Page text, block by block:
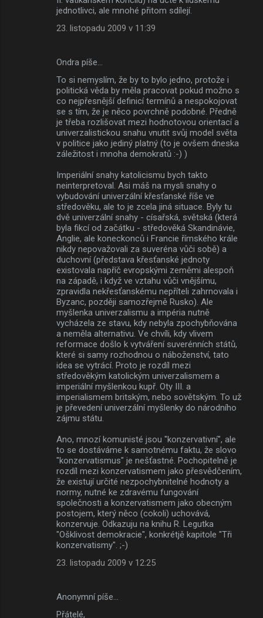
jednotlivci, ale mnohé přitom sdílejí.
23. listopadu 2009 v 11:39
Ondra píše…
To si nemyslím, že by to bylo jedno, protože i
politická věda by měla pracovat pokud možno s
co nejpřesnější definicí termínů a nespokojovat
se s tím, že je něco povrchně podobné. Předně
je třeba rozlišovat mezi hodnotovou orientací a
univerzalistickou snahu vnutit svůj model světa
v politice jako jediný platný (to je ovšem dneska
záležitost i mnoha demokratů :-) )
Imperiální snahy katolicismu bych takto
neinterpretoval. Asi máš na mysli snahy o
vybudování univerzální křesťanské říše ve
středověku, ale to je zcela jiná situace. Byly tu
dvě univerzální snahy - císařská, světská (která
byla fikcí od začátku - středověká Skandinávie,
Anglie, ale koneckonců i Francie římského krále
nikdy nepovažovali za suveréna vůči sobě) a
duchovní (představa křesťanské jednoty
existovala napříč evropskými zeměmi alespoň
na západě, i když ve vztahu vůči vnějšímu,
zpravidla nekřesťanskému nepříteli zahrnovala i
Byzanc, později samozřejmě Rusko). Ale
myšlenka univerzalismu a impéria nutně
vycházela ze stavu, kdy nebyla zpochybňována
a neměla alternativu. Ve chvíli, kdy vlivem
reformace došlo k vytváření suverénních států,
které si samy rozhodnou o náboženství, tato
idea se vytrácí. Proto je rozdíl mezi
středověkým katolickým univerzalismem a
imperiální myšlenkou kupř. Oty III. a
imperialismem britským, nebo sovětským. To už
je převedení univerzální myšlenky do národního
zájmu státu.
Ano, mnozí komunisté jsou "konzervativní", ale
to se dostáváme k samotnému faktu, že slovo
"konzervatismus" je nešťastné. Pochopitelně je
rozdíl mezi konzervatismem jako přesvědčením,
že existují určité nezpochybnitelné hodnoty a
normy, nutné ke zdravému fungování
společnosti a konzervatismem jako obecným
postojem, který něco (cokoli) uchovává,
konzervuje. Odkazuju na knihu R. Legutka
"Ošklivost demokracie", konkrétjě kapitole "Tři
konzervatismy". ;-)
23. listopadu 2009 v 12:25
Anonymní píše…
Přátelé,